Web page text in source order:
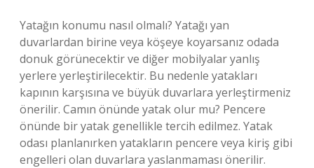
Yatağın konumu nasıl olmalı? Yatağı yan
duvarlardan birine veya köşeye koyarsanız odada
donuk görünecektir ve diğer mobilyalar yanlış
yerlere yerleştirilecektir. Bu nedenle yatakları
kapının karşısına ve büyük duvarlara yerleştirmeniz
önerilir. Camın önünde yatak olur mu? Pencere
önünde bir yatak genellikle tercih edilmez. Yatak
odası planlanırken yatakların pencere veya kiriş gibi
engelleri olan duvarlara yaslanmaması önerilir.